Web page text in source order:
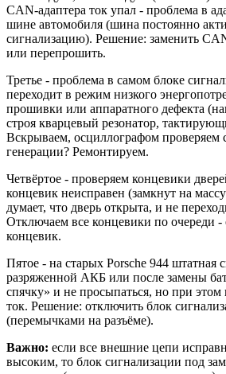
CAN-адаптера ток упал - проблема в
шине автомобиля (шина постоянно
сигнализацию). Решение: заменить
или перепрошить.
Третье - проблема в самом блоке
переходит в режим низкого
прошивки или аппаратного дефекта
строя кварцевый резонатор,
Вскрываем, осциллографом проверяем
генерации? Ремонтируем.
Четвёртое - проверяем концевики
концевик неисправен (замкнут на
думает, что дверь открыта, и не
Отключаем все концевики по очереди -
концевик.
Пятое - на старых Porsche 944 штатная
разряженной АКБ или после замены
спячку» и не просыпаться, но при этом
ток. Решение: отключить блок
(перемычками на разъёме).
Важно: если все внешние цепи
высоким, то блок сигнализации под